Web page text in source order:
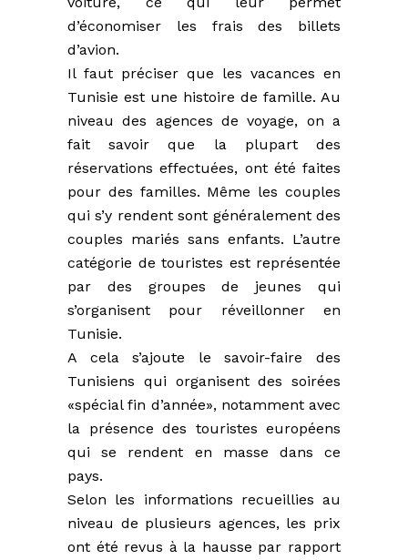
d’économiser les frais des billets
d’avion.
Il faut préciser que les vacances en
Tunisie est une histoire de famille. Au
niveau des agences de voyage, on a
fait savoir que la plupart des
réservations effectuées, ont été faites
pour des familles. Même les couples
qui s’y rendent sont généralement des
couples mariés sans enfants. L’autre
catégorie de touristes est représentée
par des groupes de jeunes qui
s’organisent pour réveillonner en
Tunisie.
A cela s’ajoute le savoir-faire des
Tunisiens qui organisent des soirées
«spécial fin d’année», notamment avec
la présence des touristes européens
qui se rendent en masse dans ce
pays.
Selon les informations recueillies au
niveau de plusieurs agences, les prix
ont été revus à la hausse par rapport